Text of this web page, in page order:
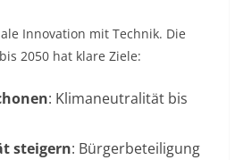
Innovation mit Technik. Die
2050 hat klare Ziele:
: Klimaneutralität bis
steigern: Bürgerbeteiligung